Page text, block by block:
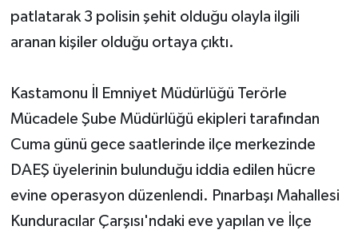
patlatarak 3 polisin şehit olduğu olayla ilgili
aranan kişiler olduğu ortaya çıktı.
Kastamonu İl Emniyet Müdürlüğü Terörle
Mücadele Şube Müdürlüğü ekipleri tarafından
Cuma günü gece saatlerinde ilçe merkezinde
DAEŞ üyelerinin bulunduğu iddia edilen hücre
evine operasyon düzenlendi. Pınarbaşı Mahallesi
Kunduracılar Çarşısı'ndaki eve yapılan ve İlçe